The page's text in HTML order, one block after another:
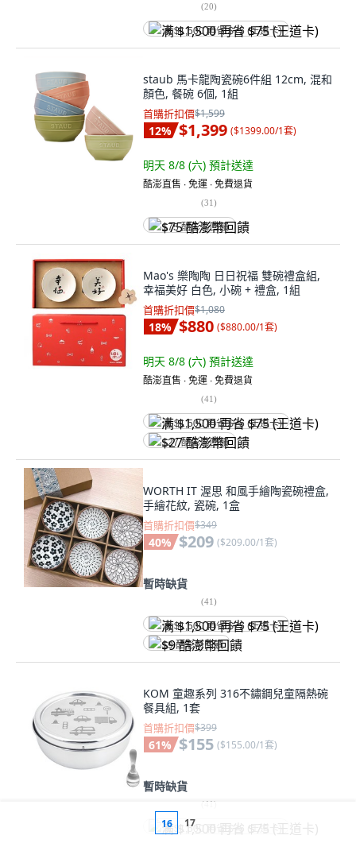
(20)
满 $1,500 再省 $75 (王道卡)
staub 馬卡龍陶瓷碗6件組 12cm, 混和
顏色, 餐碗 6個, 1組
首購折扣價$1,599
12% $1,399 ($1399.00/1套)
明天 8/8 (六) 預計送達
酷澎直售 ∙ 免運 ∙ 免費退貨
(31)
$75 酷澎幣回饋
Mao's 樂陶陶 日日祝福 雙碗禮盒組,
幸福美好 白色, 小碗 + 禮盒, 1組
首購折扣價$1,080
18% $880 ($880.00/1套)
明天 8/8 (六) 預計送達
酷澎直售 ∙ 免運 ∙ 免費退貨
(41)
满 $1,500 再省 $75 (王道卡)
$27 酷澎幣回饋
WORTH IT 渥思 和風手繪陶瓷碗禮盒,
手繪花紋, 瓷碗, 1盒
首購折扣價$349
40% $209 ($209.00/1套)
暫時缺貨
(41)
满 $1,500 再省 $75 (王道卡)
$9 酷澎幣回饋
KOM 童趣系列 316不鏽鋼兒童隔熱碗
餐具組, 1套
首購折扣價$399
61% $155 ($155.00/1套)
暫時缺貨
( 41)
满 $1,500 再省 $75 (王道卡)
16 17